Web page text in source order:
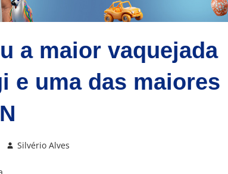
a maior vaquejada
e uma das maiores